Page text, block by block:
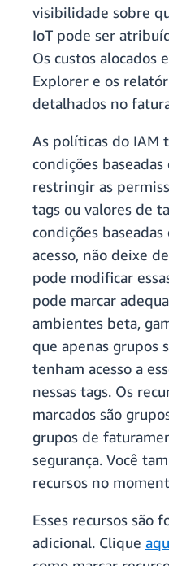
visibilidade sobre
IoT pode ser
Os custos alocados
Explorer e os
detalhados no
As políticas do IAM
condições
restringir as
tags ou valores de
condições
acesso, não deixe
pode modificar
pode marcar
ambientes beta,
que apenas grupos
tenham acesso a
nessas tags. Os
marcados são
grupos de
segurança. Você
recursos no
Esses recursos são
adicional. Clique